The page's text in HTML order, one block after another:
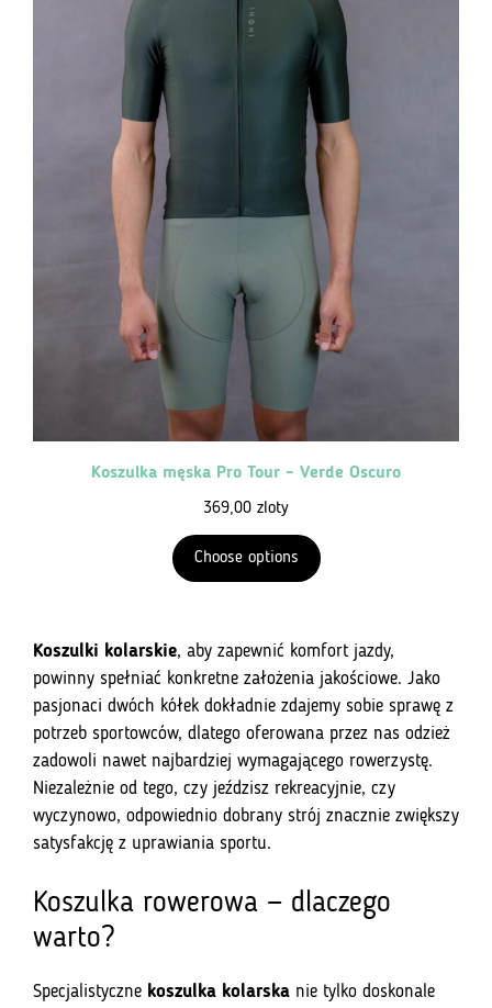
Koszulka męska Pro Tour – Verde Oscuro
369,00 zloty
Choose options
Koszulki kolarskie, aby zapewnić komfort jazdy,
powinny spełniać konkretne założenia jakościowe. Jako
pasjonaci dwóch kółek dokładnie zdajemy sobie sprawę z
potrzeb sportowców, dlatego oferowana przez nas odzież
zadowoli nawet najbardziej wymagającego rowerzystę.
Niezależnie od tego, czy jeździsz rekreacyjnie, czy
wyczynowo, odpowiednio dobrany strój znacznie zwiększy
satysfakcję z uprawiania sportu.
Koszulka rowerowa — dlaczego
warto?
Specjalistyczne koszulka kolarska nie tylko doskonale